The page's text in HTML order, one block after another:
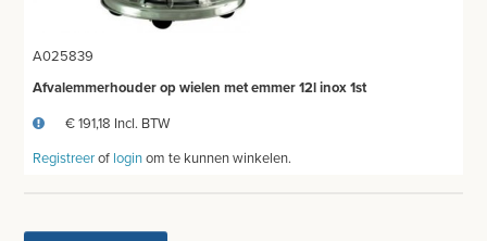
ONDERZOEKSTAFEL HUMAAN
ONDERZOEKS- EN OPERATIETAFEL VETERINAIR
INSTRUMENTEN - INOX GERIEF
A025839
Afvalemmerhouder op wielen met emmer 12l inox 1st
€ 191,18 Incl. BTW
Registreerof loginom te kunnen winkelen.